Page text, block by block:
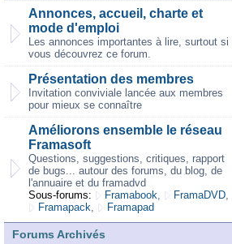
Annonces, accueil, charte et
mode d'emploi
Les annonces importantes à lire, surtout si
vous découvrez ce forum.
Présentation des membres
Invitation conviviale lancée aux membres
pour mieux se connaître
Améliorons ensemble le réseau
Framasoft
Questions, suggestions, critiques, rapport
de bugs... autour des forums, du blog, de
l'annuaire et du framadvd
Sous-forums:
Framabook, FramaDVD,
Framapack, Framapad
Forums Archivés